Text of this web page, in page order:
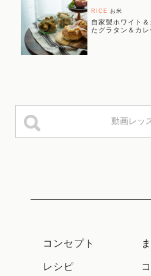
RICE お米
自家製ホワイト
たグラタン＆カ
コンセプト
レシピ